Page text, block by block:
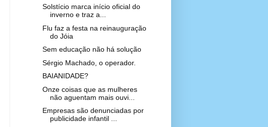
Solstício marca início oficial do
inverno e traz a...
Flu faz a festa na reinauguração
do Jóia
Sem educação não há solução
Sérgio Machado, o operador.
BAIANIDADE?
Onze coisas que as mulheres
não aguentam mais ouvi...
Empresas são denunciadas por
publicidade infantil ...